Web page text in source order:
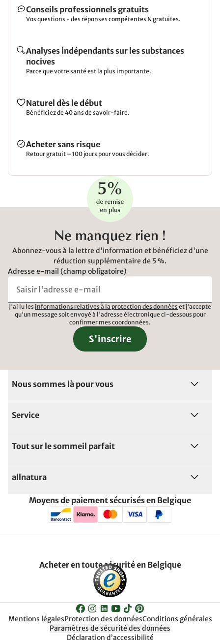
Conseils professionnels gratuits
Vos questions - des réponses compétentes & gratuites.
Analyses indépendants sur les substances
nocives
Parce que votre santé est la plus importante.
Naturel dès le début
Bénéficiez de 40 ans de savoir-faire.
Acheter sans risque
Retour gratuit – 100 jours pour vous décider.
Ne manquez rien !
Abonnez-vous à la lettre d'information et bénéficiez d'une
réduction supplémentaire de 5 %.
Adresse e-mail (champ obligatoire)
J'ai lu les informations relatives à la protection des données et j'accepte
qu'un message soit envoyé à l'adresse électronique ci-dessous pour
confirmer mes coordonnées.
S'inscrire
Nous sommes là pour vous
Service
Tout sur le sommeil parfait
allnatura
Moyens de paiement sécurisés en Belgique
Acheter en toute sécurité en Belgique
Mentions légalesProtection des donnéesConditions générales
Paramètres de sécurité des données
Déclaration d’accessibilité